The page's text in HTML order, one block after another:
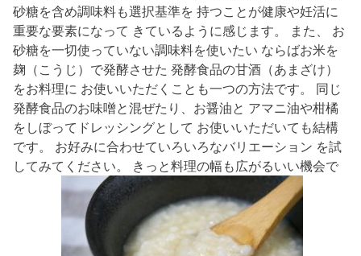
砂糖を含め調味料も選択基準を 持つことが健康や妊活に
重要な要素になって きているように感じます。 また、 お
砂糖を一切使っていない調味料を使いたい ならばお米を
麹（こうじ）で発酵させた 発酵食品の甘酒（あまざけ）
をお料理に お使いいただくことも一つの方法です。 同じ
発酵食品のお味噌と混ぜたり、お醤油と アマニ油や柑橘
をしぼってドレッシングとして お使いいただいても結構
です。 お好みに合わせていろいろなバリエーション を試
してみてください。 きっと料理の幅も広がるいい機会で